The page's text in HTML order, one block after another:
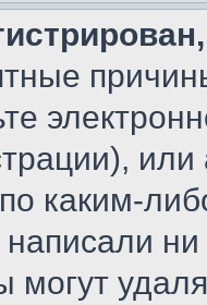
каким-